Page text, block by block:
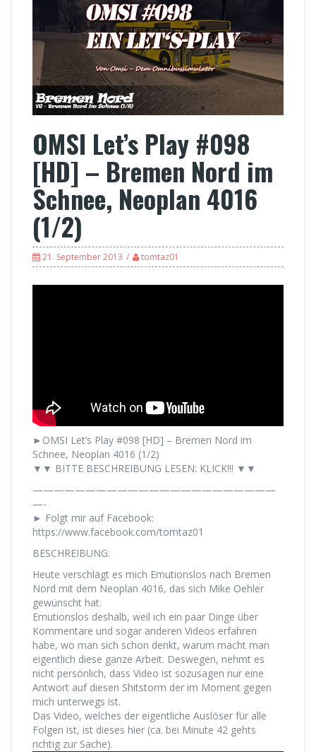
OMSI Let’s Play #098
[HD] – Bremen Nord im
Schnee, Neoplan 4016
(1/2)
21. September 2013 tomtaz01
►OMSI Let’s Play #098 [HD] – Bremen Nord im
Schnee, Neoplan 4016 (1/2)
▼▼ BITTE BESCHREIBUNG LESEN: KLICK!!! ▼▼
———————————————————————
—-
► Folgt mir auf Facebook:
https://www.facebook.com/tomtaz01
BESCHREIBUNG:
Heute verschlägt es mich Emutionslos nach Bremen
Nord mit dem Neoplan 4016, das sich Mike Oehler
gewünscht hat.
Emutionslos deshalb, weil ich ein paar Dinge über
Kommentare und sogar anderen Videos erfahren
habe, wo man sich schon denkt, warum macht man
eigentlich diese ganze Arbeit. Deswegen, nehmt es
nicht persönlich, dass Video ist sozusagen nur eine
Antwort auf diesen Shitstorm der im Moment gegen
mich unterwegs ist.
Das Video, welches der eigentliche Auslöser für alle
Folgen ist, ist dieses hier (ca. bei Minute 42 gehts
richtig zur Sache).